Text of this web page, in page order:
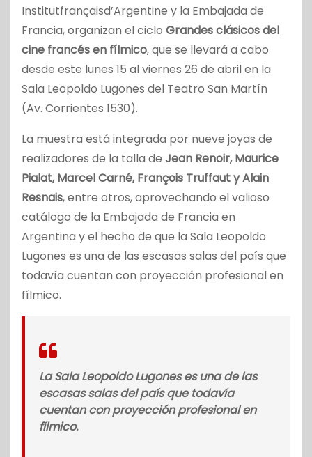
Institutfrançaisd’Argentine y la Embajada de
Francia, organizan el ciclo Grandes clásicos del
cine francés en fílmico, que se llevará a cabo
desde este lunes 15 al viernes 26 de abril en la
Sala Leopoldo Lugones del Teatro San Martín
(Av. Corrientes 1530).
La muestra está integrada por nueve joyas de
realizadores de la talla de Jean Renoir, Maurice
Pialat, Marcel Carné, François Truffaut y Alain
Resnais, entre otros, aprovechando el valioso
catálogo de la Embajada de Francia en
Argentina y el hecho de que la Sala Leopoldo
Lugones es una de las escasas salas del país que
todavía cuentan con proyección profesional en
fílmico.
La Sala Leopoldo Lugones es una de las
escasas salas del país que todavía
cuentan con proyección profesional en
fílmico.